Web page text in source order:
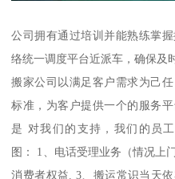
公司拥有通过培训并能熟练掌
络统一调度平台近派车，确保及
搬家公司以满足客户需求为己
标准，为客户提供一个的服务
是 对我们的支持，我们的员
图： 1、电话受理业务（情况上
消费者权益. 3、搬运常识当天